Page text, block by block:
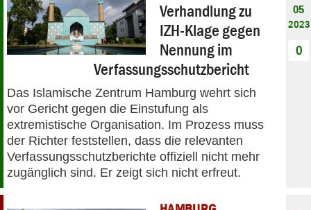
Verhandlung zu
IZH-Klage gegen
Nennung im
Verfassungsschutzbericht
Das Islamische Zentrum Hamburg wehrt sich
vor Gericht gegen die Einstufung als
extremistische Organisation. Im Prozess muss
der Richter feststellen, dass die relevanten
Verfassungsschutzberichte offiziell nicht mehr
zugänglich sind. Er zeigt sich nicht erfreut.
05
2023
0